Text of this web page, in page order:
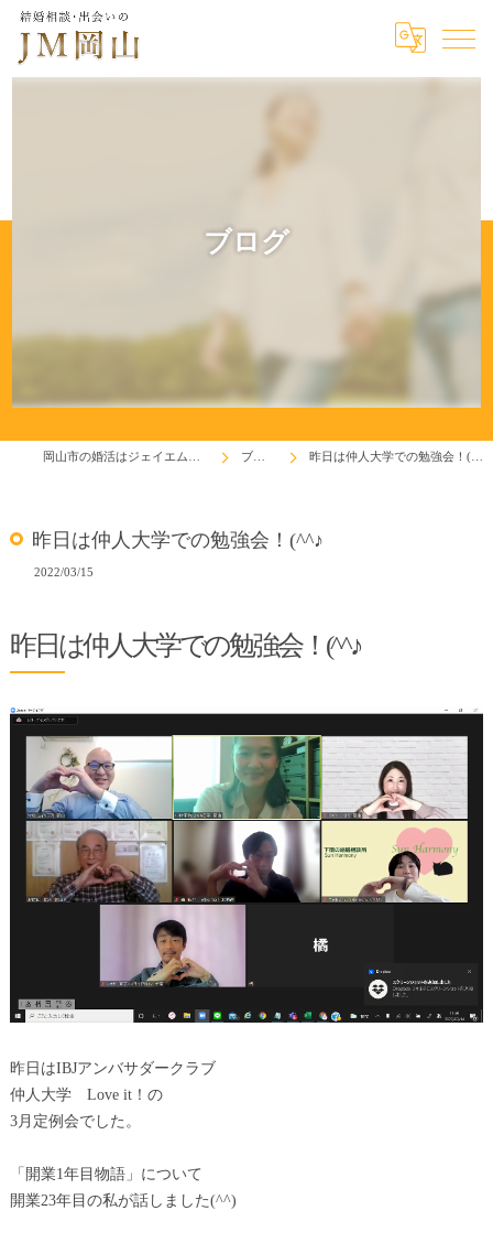
ブログ
ブログ 昨日は仲人大学での勉強会！(^^♪
昨日は仲人大学での勉強会！(^^♪
2022/03/15
昨日は仲人大学での勉強会！(^^♪
昨日はIBJアンバサダークラブ
仲人大学 Love it！の
3月定例会でした。
「開業1年目物語」について
開業23年目の私が話しました(^^)